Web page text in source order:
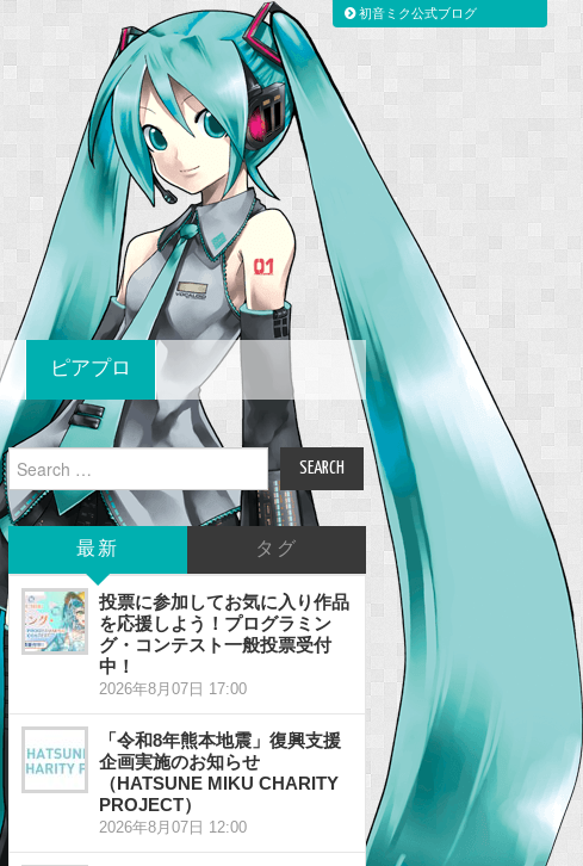
ピアプロ
Search
for:
最新 タグ
投票に参加してお気に入り作品
を応援しよう！プログラミン
グ・コンテスト一般投票受付
中！
2026年8月07日 17:00
「令和8年熊本地震」復興支援
企画実施のお知らせ
（HATSUNE MIKU CHARITY
PROJECT）
2026年8月07日 12:00
初音ミク公式ブログ